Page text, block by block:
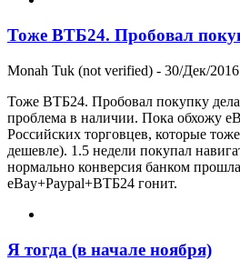
Тоже ВТБ24. Пробовал
Monah Tuk (not verified) - 30/Дек/
Тоже ВТБ24. Пробовал покупку
проблема в наличии. Пока обхожу
Российских торговцев, которые
дешевле). 1.5 недели покупал
нормально конверсия банком
eBay+Paypal+ВТБ24 гонит.
Я тогда (в начале ноября)